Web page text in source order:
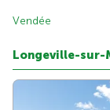
Vendée
Longeville-sur-